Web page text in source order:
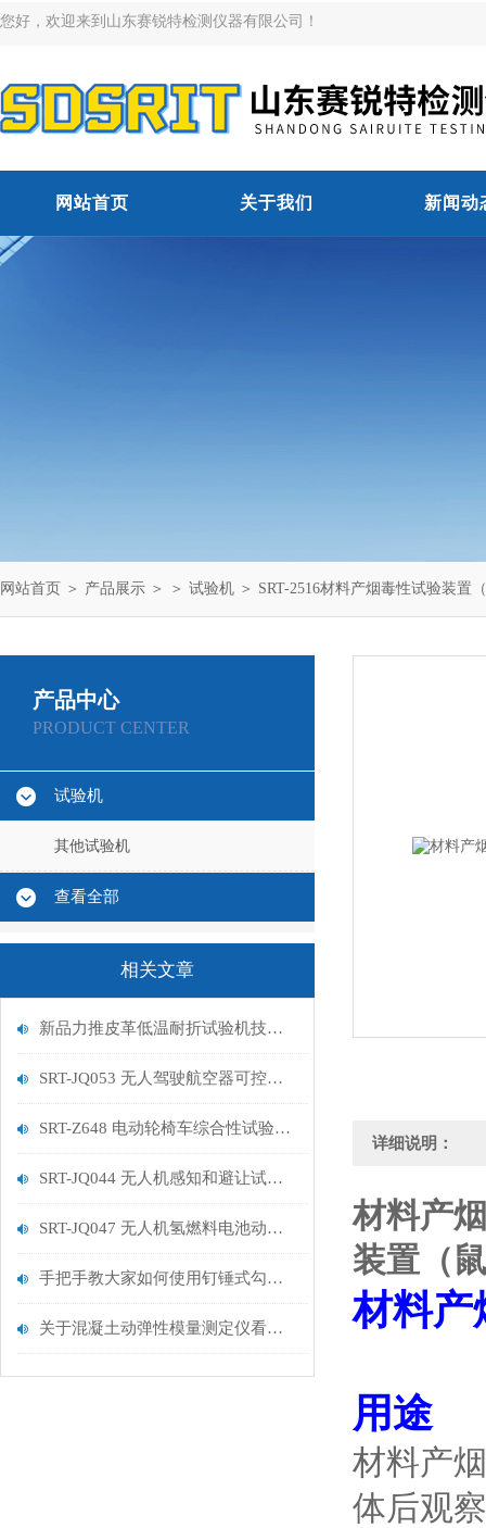
您好，欢迎来到山东赛锐特检测仪器有限公司！
网站首页 关于我们 新闻动
网站首页 ＞ 产品展示 ＞ ＞ 试验机 ＞ SRT-2516材料产烟毒性试验装置
产品中心
PRODUCT CENTER
试验机
其他试验机
查看全部
相关文章
新品力推皮革低温耐折试验机技术讲解
SRT-JQ053 无人驾驶航空器可控性试验机的特点有哪些
SRT-Z648 电动轮椅车综合性试验机的简单介绍
SRT-JQ044 无人机感知和避让试验机的简单介绍
SRT-JQ047 无人机氢燃料电池动力系统试验机用途有哪些 符合标准
手把手教大家如何使用钉锤式勾丝性测试机
关于混凝土动弹性模量测定仪看这一篇就够了
详细说明：
材料产
装置（
材料产
用途
材料产
体后观